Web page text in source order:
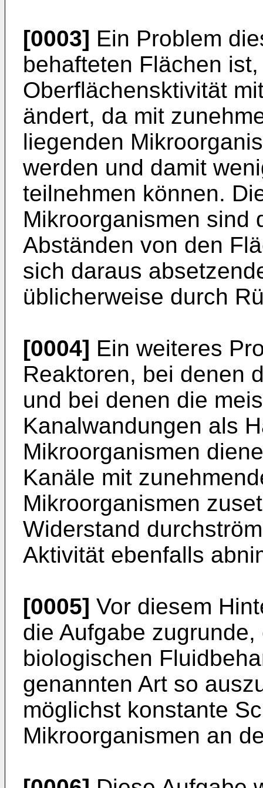
[0003] Ein Problem
behafteten Flächen
Oberflächensktivität
ändert, da mit
liegenden
werden und damit
teilnehmen können.
Mikroorganismen sind
Abständen von den
sich daraus
üblicherweise durch
[0004] Ein weiteres
Reaktoren, bei denen
und bei denen die
Kanalwandungen als
Mikroorganismen
Kanäle mit
Mikroorganismen
Widerstand
Aktivität ebenfalls
[0005] Vor diesem
die Aufgabe
biologischen
genannten Art so
möglichst konstante
Mikroorganismen an